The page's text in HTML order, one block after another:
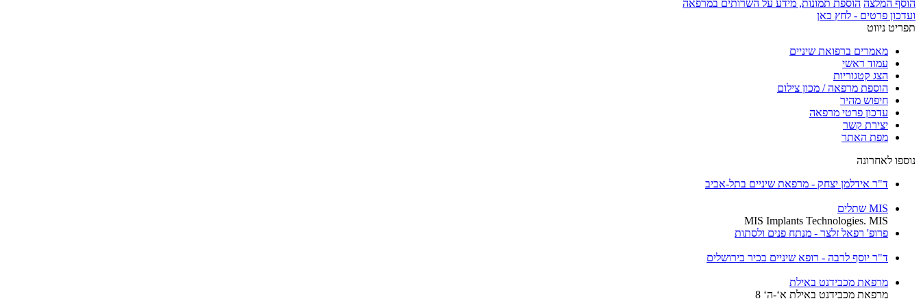
הוסף המלצה הוספת תמונות, מידע על השרותים במרפאה
ועדכון פרטים - לחץ כאן
תפריט ניווט
מאמרים ברפואת שיניים
עמוד ראשי
הצג קטגוריות
הוספת מרפאה / מכון צילום
חיפוש מהיר
עדכון פרטי מרפאה
יצירת קשר
מפת האתר
נוספו לאחרונה
ד"ר אידלמן יצחק - מרפאת שיניים בתל-אביב
MIS שתלים
MIS Implants Technologies. MIS
פרופ' רפאל זלצר - מנתח פנים ולסתות
ד"ר יוסף לרבה - רופא שיניים בכיר בירושלים
מרפאת מכבידנט באילת
מרפאת מכבידנט באילת א‘-ה‘ 8